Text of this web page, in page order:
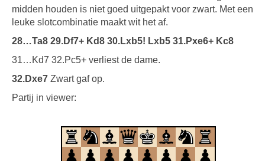
midden houden is niet goed uitgepakt voor zwart. Met een
leuke slotcombinatie maakt wit het af.
28…Ta8 29.Df7+ Kd8 30.Lxb5! Lxb5 31.Pxe6+ Kc8
31…Kd7 32.Pc5+ verliest de dame.
32.Dxe7 Zwart gaf op.
Partij in viewer: